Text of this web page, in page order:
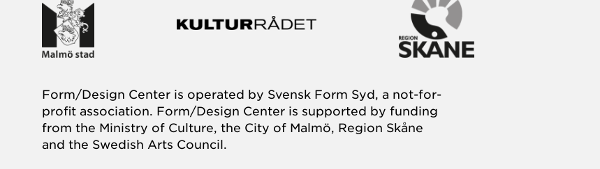
Form/Design Center is operated by Svensk Form Syd, a not-for-
profit association. Form/Design Center is supported by funding
from the Ministry of Culture, the City of Malmö, Region Skåne
and the Swedish Arts Council.